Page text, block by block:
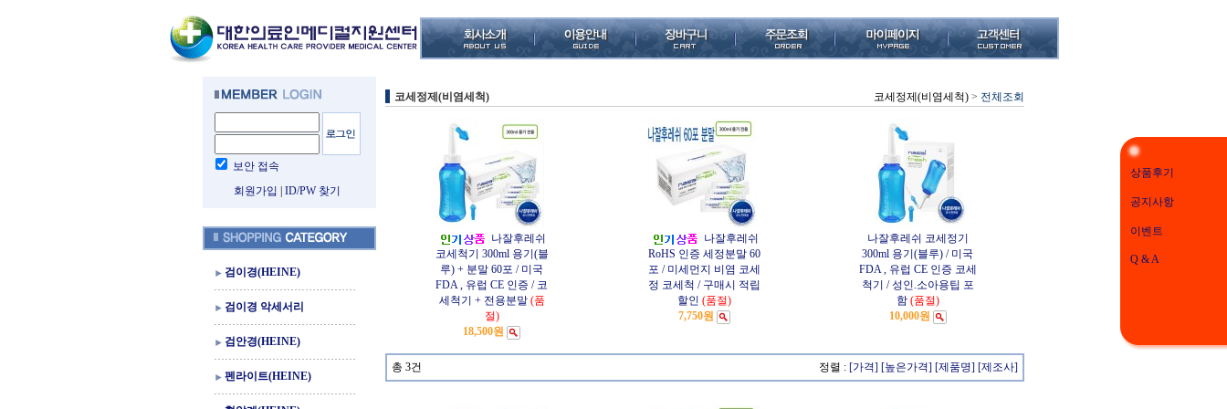
보안 접속
회원가입
ID/PW 찾기
검이경(HEINE)
검이경 악세서리
검안경(HEINE)
펜라이트(HEINE)
코세정제(비염세척) 코세정제(비염세척) > 전체조회
나잘후레쉬
코세척기 300ml 용기(블
루) + 분말 60포 / 미국
FDA , 유럽 CE 인증 / 코
세척기 + 전용분말 (품
절)
18,500원
나잘후레쉬
RoHS 인증 세정분말 60
포 / 미세먼지 비염 코세
정 코세척 / 구매시 적립
할인 (품절)
7,750원
나잘후레쉬 코세정기
300ml 용기(블루) / 미국
FDA , 유럽 CE 인증 코세
척기 / 성인.소아용팁 포
함 (품절)
10,000원
총 3건 정렬 : [가격] [높은가격] [제품명] [제조사]
상품후기
공지사항
이벤트
Q & A